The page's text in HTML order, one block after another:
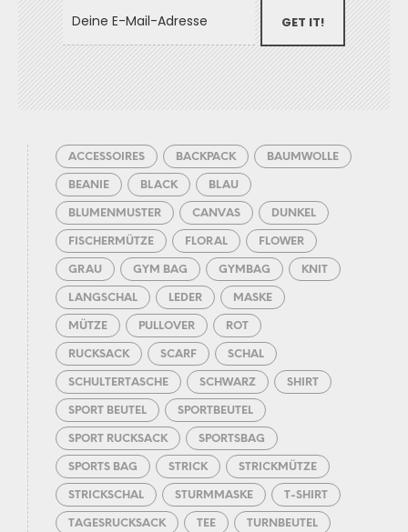
GET IT!
ACCESSOIRES BACKPACK BAUMWOLLE
BEANIE BLACK BLAU
BLUMENMUSTER CANVAS DUNKEL
FISCHERMÜTZE FLORAL FLOWER
GRAU GYM BAG GYMBAG KNIT
LANGSCHAL LEDER MASKE
MÜTZE PULLOVER ROT
RUCKSACK SCARF SCHAL
SCHULTERTASCHE SCHWARZ SHIRT
SPORT BEUTEL SPORTBEUTEL
SPORT RUCKSACK SPORTSBAG
SPORTS BAG STRICK STRICKMÜTZE
STRICKSCHAL STURMMASKE T-SHIRT
TAGESRUCKSACK TEE TURNBEUTEL